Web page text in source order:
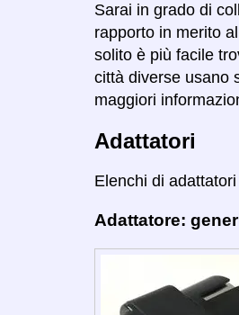
Sarai in grado di
rapporto in merito
solito è più facile
città diverse usano
maggiori
Adattatori
Elenchi di
Adattatore: